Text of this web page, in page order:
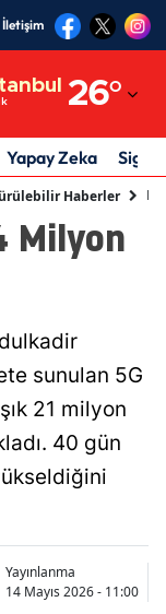
İletişim
26°
Adıyaman
Afyonkarahisar
Ağrı
Amasya
Antalya
Artvin
Aydın
Balıkesir
Bitlis
Yapay Zeka
Haberler
Milyon
sunulan 5G
21 milyon
40 gün
Yayınlanma
14 Mayıs 2026 - 11:00